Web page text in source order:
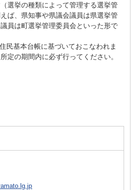
選挙の種類によって管理する選挙管
ば、県知事や県議会議員は県選挙管
員は町選挙管理委員会といった形で
基本台帳に基づいておこなわれま
定の期間内に必ず行ってください。